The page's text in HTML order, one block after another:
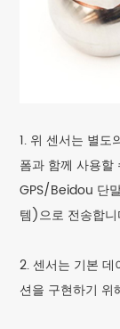
1. 위 센서는 별도
폼과 함께 사용할
GPS/Beidou 단
템)으로 전송합니
2. 센서는 기본
션을 구현하기 위